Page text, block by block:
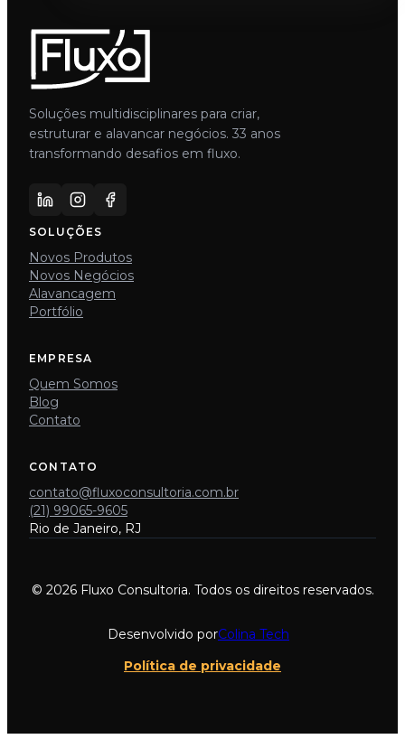
Soluções multidisciplinares para criar,
estruturar e alavancar negócios. 33 anos
transformando desafios em fluxo.
SOLUÇÕES
Novos Produtos
Novos Negócios
Alavancagem
Portfólio
EMPRESA
Quem Somos
Blog
Contato
CONTATO
contato@fluxoconsultoria.com.br
(21) 99065-9605
Rio de Janeiro, RJ
© 2026 Fluxo Consultoria. Todos os direitos reservados.
Desenvolvido porColina Tech
Política de privacidade